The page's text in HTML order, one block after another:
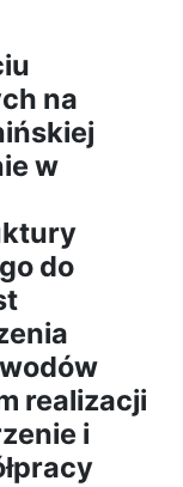
na
w
do
realizacji
i